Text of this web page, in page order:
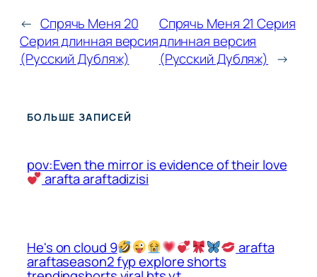
← Спрячь Меня 20
Серия длинная версия
(Русский Дубляж)
Спрячь Меня 21 Серия
длинная версия
(Русский Дубляж)
→
БОЛЬШЕ ЗАПИСЕЙ
pov:Even the mirror is evidence of their love
arafta araftadizisi
He's on cloud 9 arafta
araftaseason2 fyp explore shorts